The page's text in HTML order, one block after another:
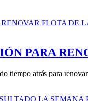
PARA
tiempo atrás para